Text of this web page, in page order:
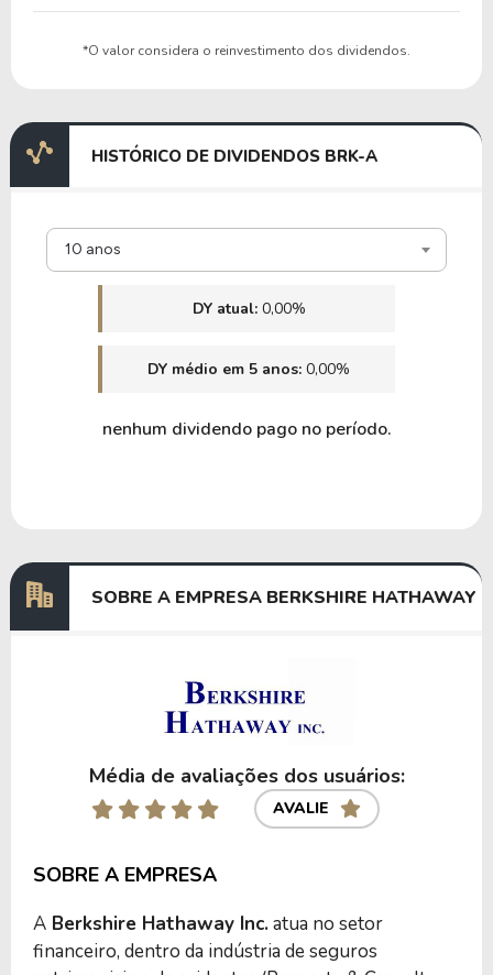
1,69 7,37% 3,57%
7,01 0,31 4,44%
0,00%
12,45 11,25%
*O valor considera o reinvestimento dos dividendos.
HISTÓRICO DE DIVIDENDOS BRK-A
10 anos
DY atual: 0,00%
DY médio em 5 anos: 0,00%
nenhum dividendo pago no período.
SOBRE A EMPRESA BERKSHIRE HATHAWAY
Média de avaliações dos usuários:
AVALIE
SOBRE A EMPRESA
A Berkshire Hathaway Inc.atua no setor
financeiro, dentro da indústria de seguros